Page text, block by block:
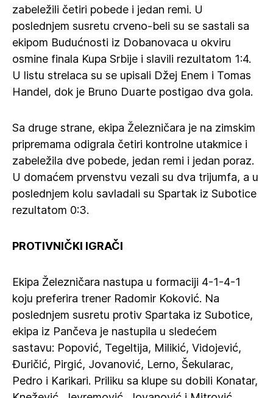
zabeležili četiri pobede i jedan remi. U
poslednjem susretu crveno-beli su se sastali sa
ekipom Budućnosti iz Dobanovaca u okviru
osmine finala Kupa Srbije i slavili rezultatom 1:4.
U listu strelaca su se upisali Džej Enem i Tomas
Handel, dok je Bruno Duarte postigao dva gola.
Sa druge strane, ekipa Železničara je na zimskim
pripremama odigrala četiri kontrolne utakmice i
zabeležila dve pobede, jedan remi i jedan poraz.
U domaćem prvenstvu vezali su dva trijumfa, a u
poslednjem kolu savladali su Spartak iz Subotice
rezultatom 0:3.
PROTIVNIČKI IGRAČI
Ekipa Železničara nastupa u formaciji 4-1-4-1
koju preferira trener Radomir Koković. Na
poslednjem susretu protiv Spartaka iz Subotice,
ekipa iz Pančeva je nastupila u sledećem
sastavu: Popović, Tegeltija, Milikić, Vidojević,
Đuričić, Pirgić, Jovanović, Lerno, Šekularac,
Pedro i Karikari. Priliku sa klupe su dobili Konatar,